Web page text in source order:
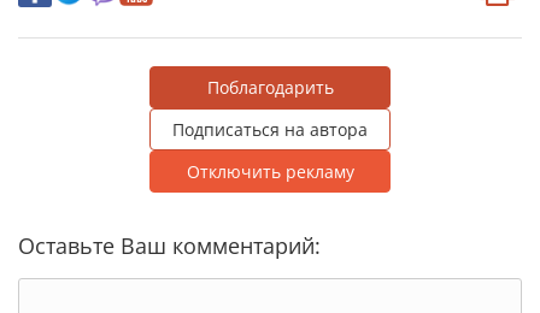
Поблагодарить
Подписаться на автора
Отключить рекламу
Оставьте Ваш комментарий: